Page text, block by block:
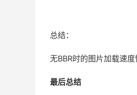
总结：
无BBR时的图片加载速
最后总结